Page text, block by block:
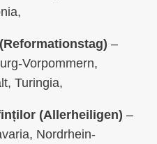
–
Vorpommern,
Turingia,
(Allerheiligen) –
Nordrhein-